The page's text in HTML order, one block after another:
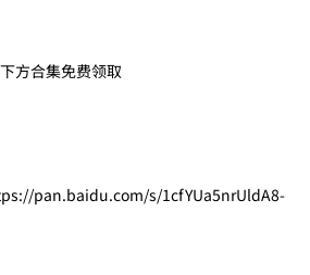
方合集免费领取
pan.baidu.com/s/1cfYUa5nrUldA8-